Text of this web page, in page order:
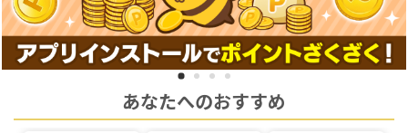
あなたへのおすすめ